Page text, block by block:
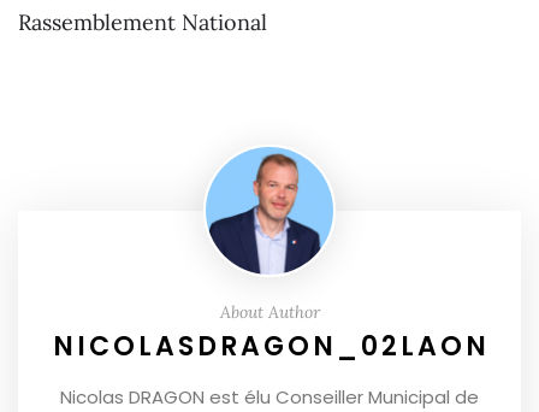
Rassemblement National
About Author
NICOLASDRAGON_02LAON
Nicolas DRAGON est élu Conseiller Municipal de